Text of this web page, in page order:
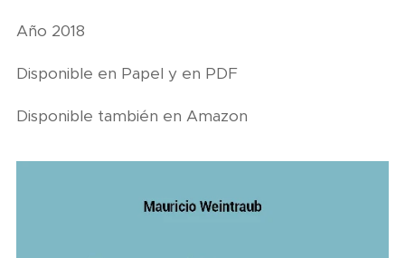
Año 2018
Disponible en Papel y en PDF
Disponible también en Amazon